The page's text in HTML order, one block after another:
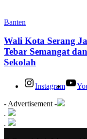
Banten
Wali Kota Serang
Tebar Semangat
Sekolah
Instagram
- Advertisement -
.
.